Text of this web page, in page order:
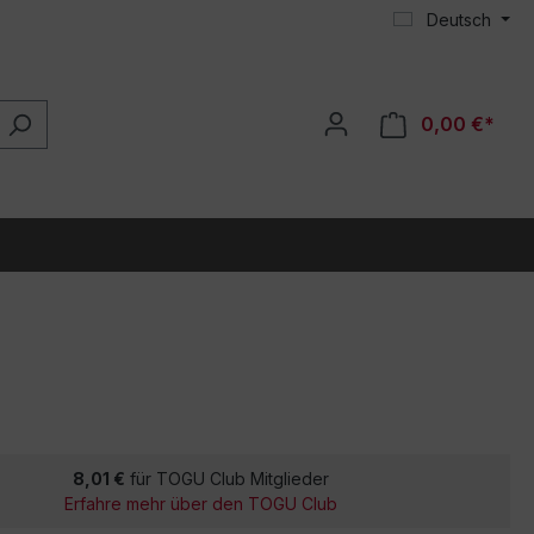
Deutsch
0,00 €*
8,01 € für TOGU Club Mitglieder
Erfahre mehr über den TOGU Club